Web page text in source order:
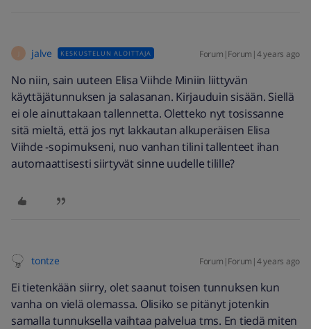
jalve KESKUSTELUN ALOITTAJA Forum|Forum|4 years ago
No niin, sain uuteen Elisa Viihde Miniin liittyvän
käyttäjätunnuksen ja salasanan. Kirjauduin sisään. Siellä
ei ole ainuttakaan tallennetta. Oletteko nyt tosissanne
sitä mieltä, että jos nyt lakkautan alkuperäisen Elisa
Viihde -sopimukseni, nuo vanhan tilini tallenteet ihan
automaattisesti siirtyvät sinne uudelle tilille?
tontze Forum|Forum|4 years ago
Ei tietenkään siirry, olet saanut toisen tunnuksen kun
vanha on vielä olemassa. Olisiko se pitänyt jotenkin
samalla tunnuksella vaihtaa palvelua tms. En tiedä miten